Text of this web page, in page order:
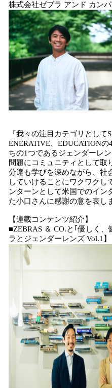
株式会社ゼブラ アンド カン
『我々の注目カテゴリとして
ENERATIVE、EDUCATION
ちの1つであるジェンダーレ
問題にコミュニティとして取
分達も学びを深めながら、社
していけることにワクワクし
ンターンとして米国でのイン
た小口さんに感謝の意を表し
【連載コンテンツ紹介】
■ZEBRAS ＆ CO.と｢優しく
ラとジェンダーレンズ Vol.1】